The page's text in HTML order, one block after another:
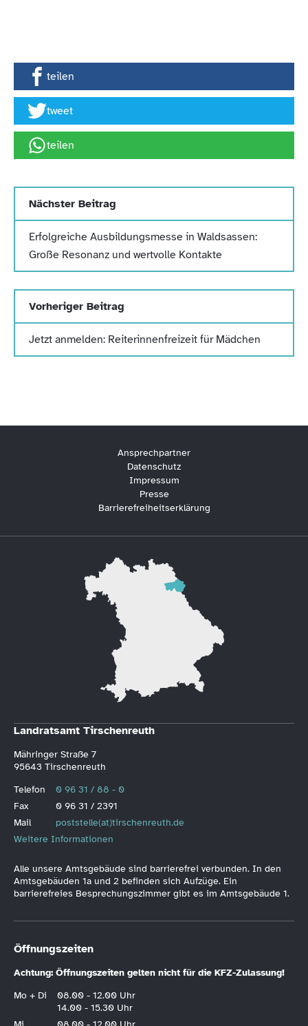
teilen
tweet
teilen
Nächster Beitrag
Erfolgreiche Ausbildungsmesse in Waldsassen:
Große Resonanz und wertvolle Kontakte
Vorheriger Beitrag
Jetzt anmelden: Reiterinnenfreizeit für Mädchen
Ansprechpartner
Datenschutz
Impressum
Presse
Barrierefreiheitserklärung
Landratsamt Tirschenreuth
Mähringer Straße 7
95643 Tirschenreuth
Telefon
0 96 31 / 88 - 0
Fax
0 96 31 / 2391
Mail
poststelle(at)tirschenreuth.de
Weitere Informationen
Alle unsere Amtsgebäude sind barrierefrei verbunden. In den
Amtsgebäuden 1a und 2 befinden sich Aufzüge. Ein
barrierefreies Besprechungszimmer gibt es im Amtsgebäude 1.
Öffnungszeiten
Achtung: Öffnungszeiten gelten nicht für die KFZ-Zulassung!
Mo + Di
08.00 - 12.00 Uhr
14.00 - 15.30 Uhr